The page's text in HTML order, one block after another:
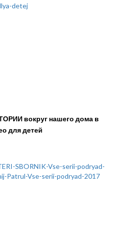
вокруг нашего дома в
для детей